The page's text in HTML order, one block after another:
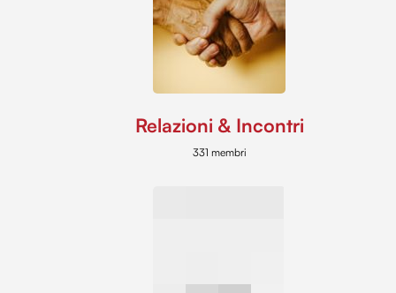
Relazioni & Incontri
331 membri